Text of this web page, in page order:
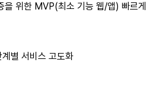
을 위한 MVP(최소 기능 웹/앱) 빠르게
별 서비스 고도화